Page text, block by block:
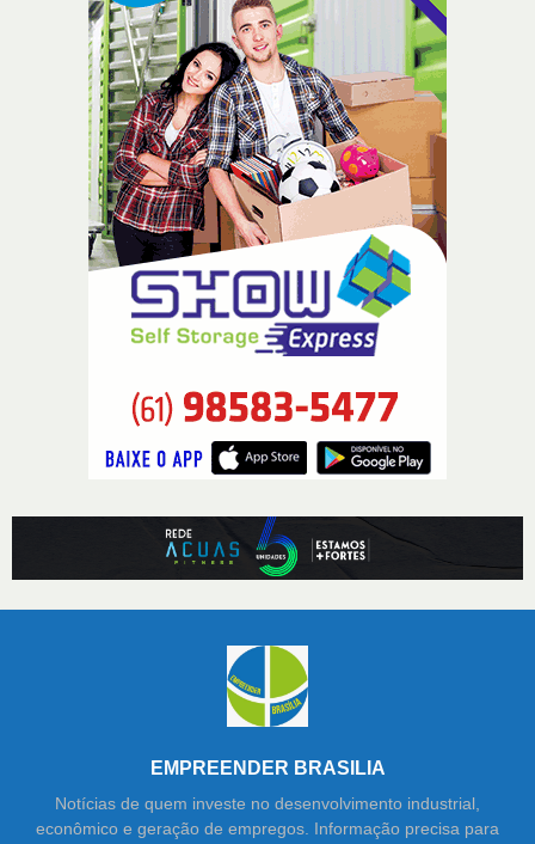
EMPREENDER BRASILIA
Notícias de quem investe no desenvolvimento industrial,
econômico e geração de empregos. Informação precisa para